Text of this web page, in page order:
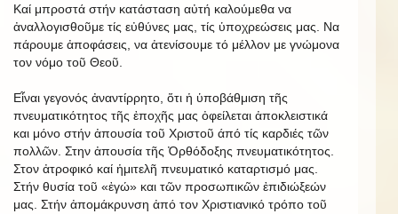
Καί μπροστά στήν κατάσταση αὐτή καλούμεθα να
ἀναλλογισθοῦμε τίς εὐθύνες μας, τίς ὑποχρεώσεις μας. Να
πάρουμε ἀποφάσεις, να ἀτενίσουμε τό μέλλον με γνώμονα
τον νόμο τοῦ Θεοῦ.
Εἶναι γεγονός ἀναντίρρητο, ὅτι ἡ ὑποβάθμιση τῆς
πνευματικότητος τῆς ἐποχῆς μας ὀφείλεται ἀποκλειστικά
και μόνο στήν ἀπουσία τοῦ Χριστοῦ άπό τίς καρδιές τῶν
πολλῶν. Στην ἀπουσία τῆς Ὀρθόδοξης πνευματικότητος.
Στον ἀτροφικό καί ἡμιτελῆ πνευματικό καταρτισμό μας.
Στήν θυσία τοῦ «ἐγώ» και τῶν προσωπικῶν ἐπιδιώξεών
μας. Στήν ἀπομάκρυνση ἀπό τον Χριστιανικό τρόπο τοῦ